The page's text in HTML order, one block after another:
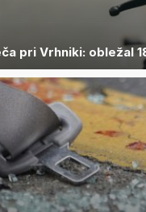
pri Vrhniki: obležal